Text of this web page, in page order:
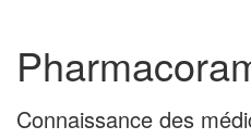
contenu
menu
principal
Connaissance des